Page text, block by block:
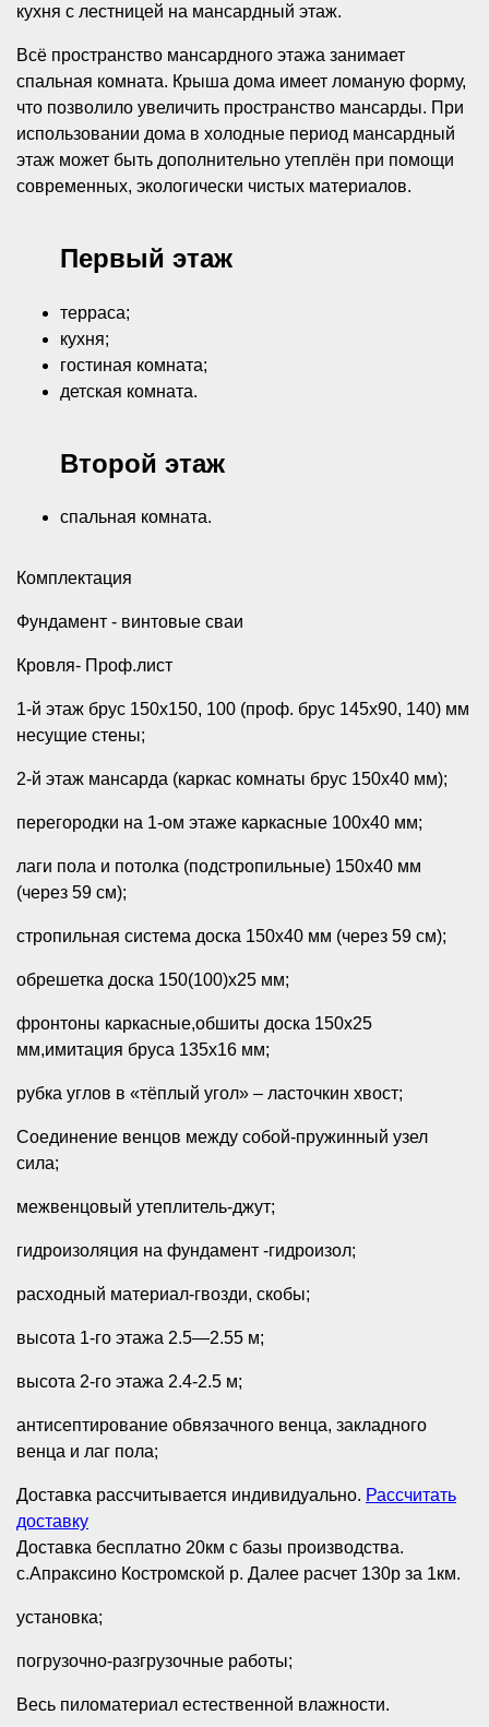
кухня с лестницей на мансардный этаж.
Всё пространство мансардного этажа занимает
спальная комната. Крыша дома имеет ломаную форму,
что позволило увеличить пространство мансарды. При
использовании дома в холодные период мансардный
этаж может быть дополнительно утеплён при помощи
современных, экологически чистых материалов.
Первый этаж
терраса;
кухня;
гостиная комната;
детская комната.
Второй этаж
спальная комната.
Комплектация
Фундамент - винтовые сваи
Кровля- Проф.лист
1-й этаж брус 150х150, 100 (проф. брус 145х90, 140) мм
несущие стены;
2-й этаж мансарда (каркас комнаты брус 150х40 мм);
перегородки на 1-ом этаже каркасные 100х40 мм;
лаги пола и потолка (подстропильные) 150х40 мм
(через 59 см);
стропильная система доска 150х40 мм (через 59 см);
обрешетка доска 150(100)х25 мм;
фронтоны каркасные,обшиты доска 150х25
мм,имитация бруса 135х16 мм;
рубка углов в «тёплый угол» – ласточкин хвост;
Соединение венцов между собой-пружинный узел
сила;
межвенцовый утеплитель-джут;
гидроизоляция на фундамент -гидроизол;
расходный материал-гвозди, скобы;
высота 1-го этажа 2.5—2.55 м;
высота 2-го этажа 2.4-2.5 м;
антисептирование обвязачного венца, закладного
венца и лаг пола;
Доставка рассчитывается индивидуально. Рассчитать
доставку
Доставка бесплатно 20км с базы производства.
с.Апраксино Костромской р. Далее расчет 130р за 1км.
установка;
погрузочно-разгрузочные работы;
Весь пиломатериал естественной влажности.